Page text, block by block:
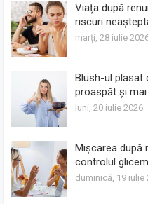
Viața după
riscuri
marți, 28 iulie
Blush-ul plasat
proaspăt și
luni, 20 iulie 2026
Mișcarea după
controlul
duminică, 19 iulie